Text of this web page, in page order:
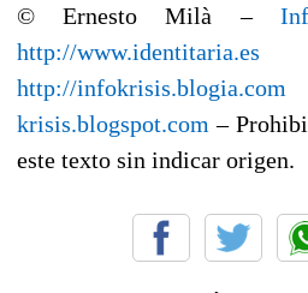
© Ernesto Milà –
http://www.identitaria.es
http://infokrisis.blogia.com
krisis.blogspot.com –
este texto sin indicar origen.